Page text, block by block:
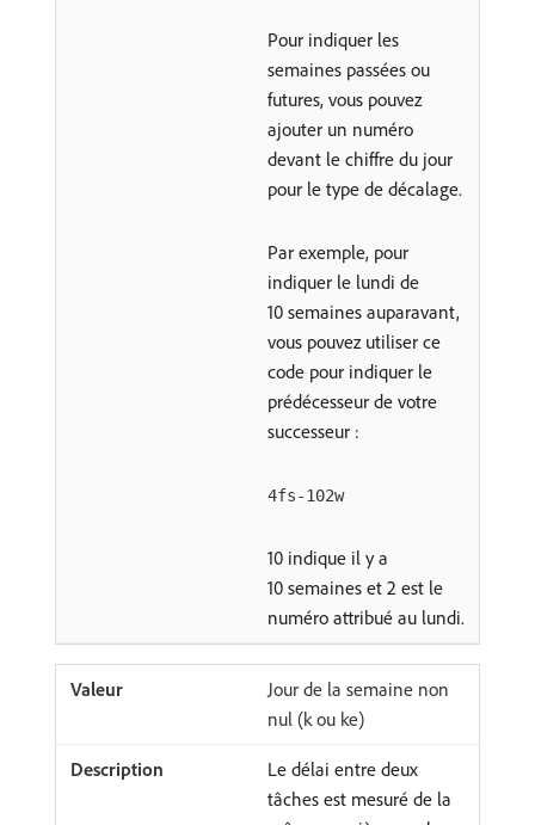
Pour indiquer les
semaines passées ou
futures, vous pouvez
ajouter un numéro
devant le chiffre du jour
pour le type de décalage.
Par exemple, pour
indiquer le lundi de
10 semaines auparavant,
vous pouvez utiliser ce
code pour indiquer le
prédécesseur de votre
successeur :
4fs-102w
10 indique il y a
10 semaines et 2 est le
numéro attribué au lundi.
Jour de la semaine non
nul (k ou ke)
Le délai entre deux
tâches est mesuré de la